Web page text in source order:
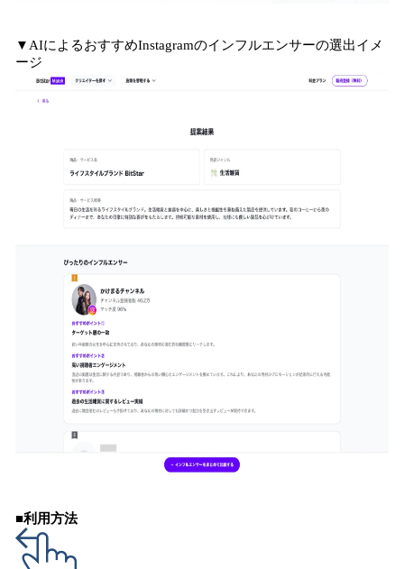
▼AIによるおすすめInstagramのインフルエンサーの選出イメ
ージ
■利用方法